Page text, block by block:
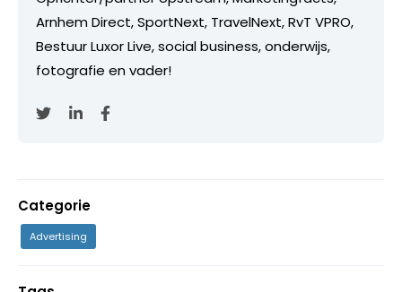
Arnhem Direct, SportNext, TravelNext, RvT VPRO,
Bestuur Luxor Live, social business, onderwijs,
fotografie en vader!
Categorie
Advertising